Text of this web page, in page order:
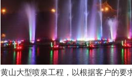
黄山大型喷泉工程，以根据客户的要